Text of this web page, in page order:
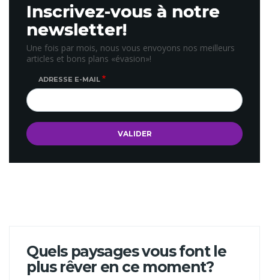
Inscrivez-vous à notre
newsletter!
Une fois par mois, nous vous envoyons nos meilleurs
articles et bons plans «évasion»!
ADRESSE E-MAIL
Quels paysages vous font le
plus rêver en ce moment?